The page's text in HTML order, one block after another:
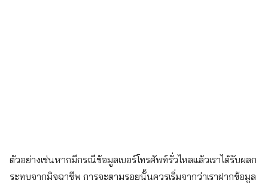
ตัวอย่างเช่นหากมีกรณีข้อมูลเบอร์โทรศัพท์รั่วไหลแล้วเราได้รับผลก
ระทบจากมิจฉาชีพ การจะตามรอยนั้นควรเริ่มจากว่าเราฝากข้อมูล